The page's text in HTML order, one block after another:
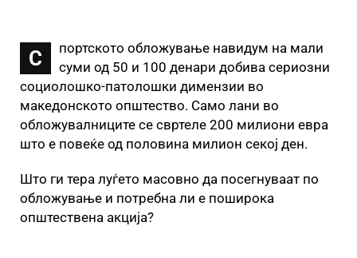
С
портското обложување навидум на мали
суми од 50 и 100 денари добива сериозни
социолошко-патолошки димензии во
македонското општество. Само лани во
обложувалниците се свртеле 200 милиони евра
што е повеќе од половина милион секој ден.
Што ги тера луѓето масовно да посегнуваат по
обложување и потребна ли е поширока
општествена акција?